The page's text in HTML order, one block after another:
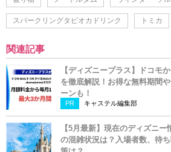
スパークリングタピオカドリンク トミカ
関連記事
【ディズニープラス】ドコモ
を徹底解説！お得な無料期間
ーンも！
PR キャステル編集部
【5月最新】現在のディズニ
の混雑状況は？入場者数、待